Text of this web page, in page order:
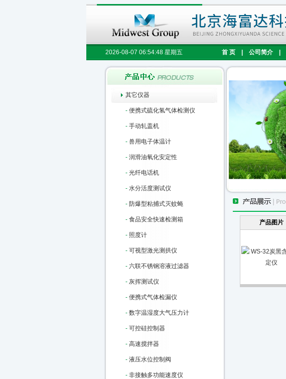
2026-08-07 06:54:48 星期五 首 页 公司简介
其它仪器
- 便携式硫化氢气体检测仪
- 手动轧盖机
- 兽用电子体温计
- 润滑油氧化安定性
- 光纤电话机
- 水分活度测试仪
- 防爆型粘捕式灭蚊蝇
- 食品安全快速检测箱
- 照度计
- 可视型激光测拱仪
- 六联不锈钢溶液过滤器
- 灰挥测试仪
- 便携式气体检漏仪
- 数字温湿度大气压力计
- 可控硅控制器
- 高速搅拌器
- 液压水位控制阀
- 非接触多功能速度仪
产品图片